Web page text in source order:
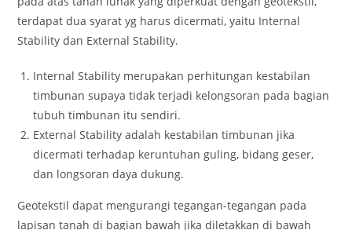
terdapat dua syarat yg harus dicermati, yaitu Internal
Stability dan External Stability.
Internal Stability merupakan perhitungan kestabilan
timbunan supaya tidak terjadi kelongsoran pada bagian
tubuh timbunan itu sendiri.
External Stability adalah kestabilan timbunan jika
dicermati terhadap keruntuhan guling, bidang geser,
dan longsoran daya dukung.
Geotekstil dapat mengurangi tegangan-tegangan pada
lapisan tanah di bagian bawah jika diletakkan di bawah